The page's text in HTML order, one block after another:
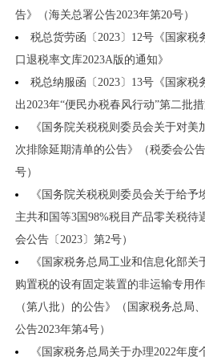
告》（海关总署公告2023年第20号）
税总货劳函〔2023〕12号《国家税
口退税率文库2023A版的通知》
税总纳服函〔2023〕13号《国家税
出2023年“便民办税春风行动”第二批措
《国务院关税税则委员会关于对美
次排除延期清单的公告》（税委会公
号）
《国务院关税税则委员会关于给予
主共和国等3国98%税目产品零关税待
会公告〔2023〕第2号）
《国家税务总局工业和信息化部关
购置税的设有固定装置的非运输专用作
（第八批）的公告》（国家税务总局
公告2023年第4号）
《国家税务总局关于办理2022年